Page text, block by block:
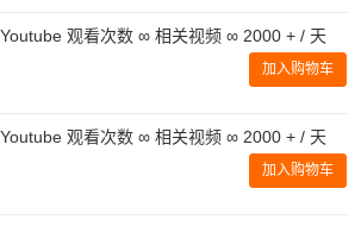
观看次数 ∞ 相关视频 ∞ 2000 + / 天
加入购物车
观看次数 ∞ 相关视频 ∞ 2000 + / 天
加入购物车